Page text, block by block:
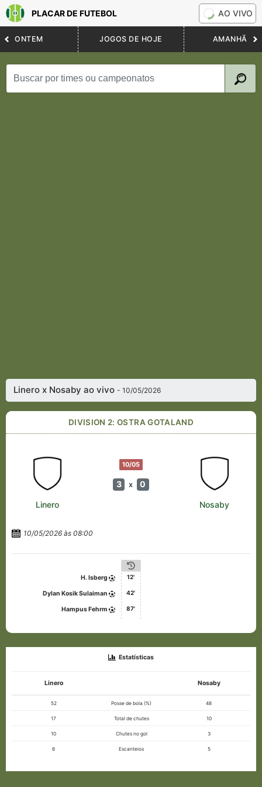
PLACAR DE FUTEBOL AO VIVO
ONTEM JOGOS DE HOJE AMANHÃ
Linero x Nosaby ao vivo- 10/05/2026
DIVISION 2: OSTRA GOTALAND
10/05
3 x 0
Linero Nosaby
10/05/2026 às 08:00
H. Isberg 12'
Dylan Kosik Sulaiman 42'
Hampus Fehrm 87'
Estatísticas
Linero Nosaby
52 Posse de bola (%) 48
17 Total de chutes 10
10 Chutes no gol 3
6 Escanteios 5